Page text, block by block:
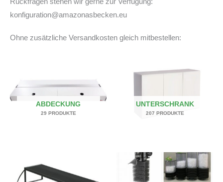
konfiguration@amazonasbecken.eu
Ohne zusätzliche Versandkosten gleich mitbestellen:
ABDECKUNG
29 PRODUKTE
UNTERSCHRANK
207 PRODUKTE